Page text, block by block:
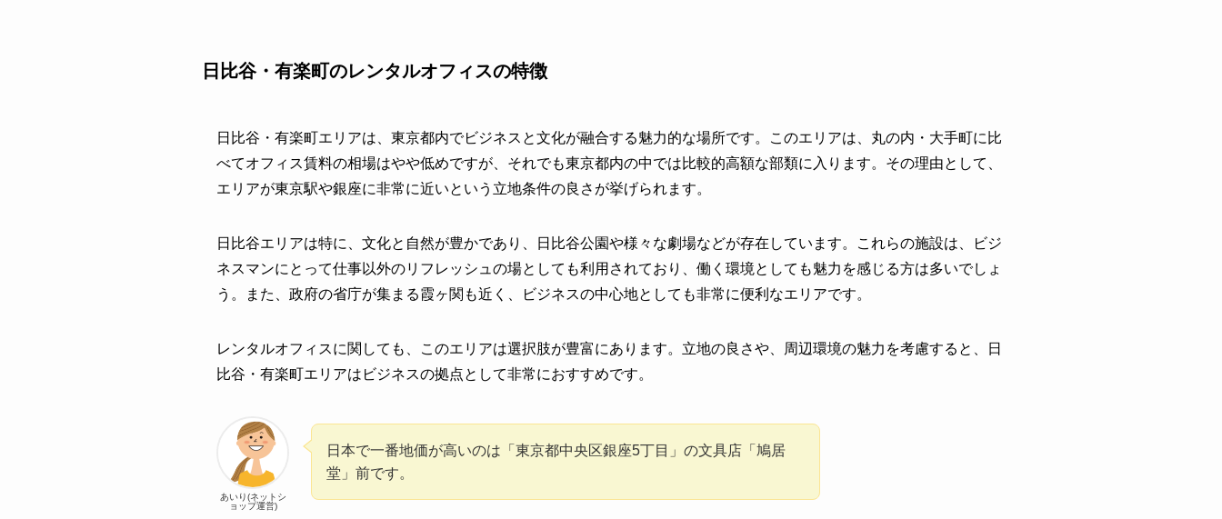
日比谷・有楽町のレンタルオフィスの特徴
日比谷・有楽町エリアは、東京都内でビジネスと文化が融合する魅力的な場所です。このエリアは、丸の内・大手町に比
べてオフィス賃料の相場はやや低めですが、それでも東京都内の中では比較的高額な部類に入ります。その理由として、
エリアが東京駅や銀座に非常に近いという立地条件の良さが挙げられます。
日比谷エリアは特に、文化と自然が豊かであり、日比谷公園や様々な劇場などが存在しています。これらの施設は、ビジ
ネスマンにとって仕事以外のリフレッシュの場としても利用されており、働く環境としても魅力を感じる方は多いでしょ
う。また、政府の省庁が集まる霞ヶ関も近く、ビジネスの中心地としても非常に便利なエリアです。
レンタルオフィスに関しても、このエリアは選択肢が豊富にあります。立地の良さや、周辺環境の魅力を考慮すると、日
比谷・有楽町エリアはビジネスの拠点として非常におすすめです。
あいり(ネットシ
ョップ運営)
日本で一番地価が高いのは「東京都中央区銀座5丁目」の文具店「鳩居
堂」前です。